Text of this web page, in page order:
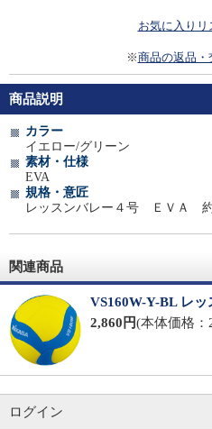
お気に入りリ
※商品の返品・
商品説明
カラー
イエロー/グリーン
素材・仕様
EVA
規格・意匠
レッスンバレー４号 ＥＶＡ
関連商品
VS160W-Y-BL レ
2,860円(本体価格：
ログイン